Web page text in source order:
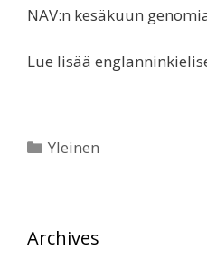
NAV:n kesäkuun
Lue lisää
Kategoriat
Yleinen
Archives